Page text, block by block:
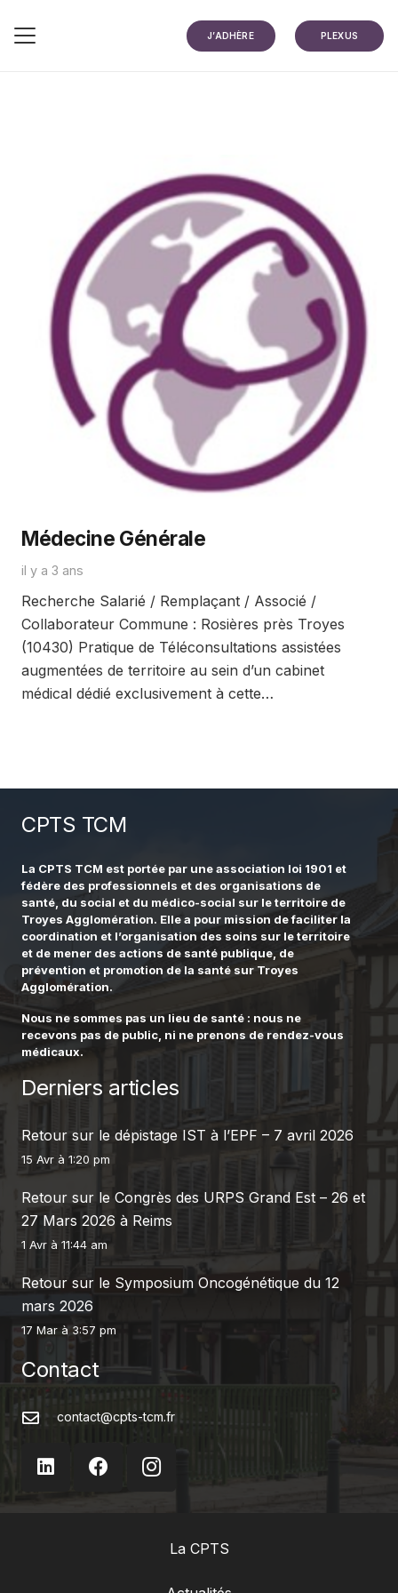
J’ADHÈRE PLEXUS
Médecine Générale
il y a 3 ans
Recherche Salarié / Remplaçant / Associé /
Collaborateur Commune : Rosières près Troyes
(10430) Pratique de Téléconsultations assistées
augmentées de territoire au sein d’un cabinet
médical dédié exclusivement à cette…
CPTS TCM
La CPTS TCM est portée par une association loi 1901 et
fédère des professionnels et des organisations de
santé, du social et du médico-social sur le territoire de
Troyes Agglomération. Elle a pour mission de faciliter la
coordination et l’organisation des soins sur le territoire
et de mener des actions de santé publique, de
prévention et promotion de la santé sur Troyes
Agglomération.
Nous ne sommes pas un lieu de santé : nous ne
recevons pas de public, ni ne prenons de rendez-vous
médicaux.
Derniers articles
Retour sur le dépistage IST à l’EPF – 7 avril 2026
15 Avr à 1:20 pm
Retour sur le Congrès des URPS Grand Est – 26 et
27 Mars 2026 à Reims
1 Avr à 11:44 am
Retour sur le Symposium Oncogénétique du 12
mars 2026
17 Mar à 3:57 pm
Contact
contact@cpts-tcm.fr
La CPTS